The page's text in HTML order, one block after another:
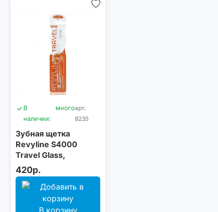
В
наличии:
многоарт.
8235
Зубная щетка
Revyline S4000
Travel Glass,
персиковая
420р.
В корзину